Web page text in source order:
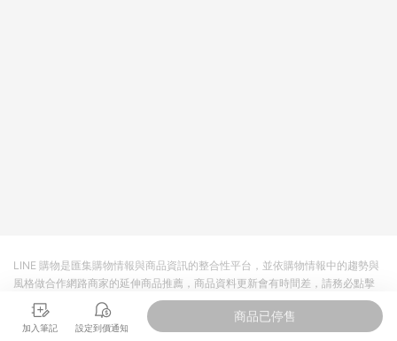
加入筆記 設定到價通知
商品已停售
LINE 購物是匯集購物情報與商品資訊的整合性平台，並依購物情報中的趨勢與
風格做合作網路商家的延伸商品推薦，商品資料更新會有時間差，請務必點擊
商品至各合作網路商家，確認現售價與購物條件，一切資訊以合作廠商網頁為
準。